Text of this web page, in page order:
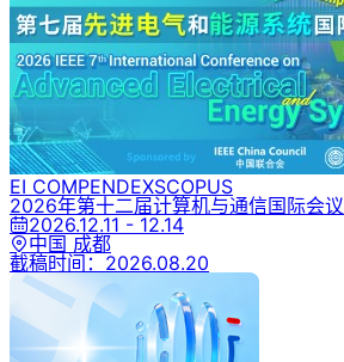
EI COMPENDEXSCOPUS
2026年第十二届计算机与通信国际会议
2026.12.11 - 12.14
中国 成都
截稿时间： 2026.08.20